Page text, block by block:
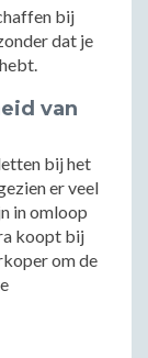
bij
dat je
van
bij het
er veel
in omloop
koopt bij
om de